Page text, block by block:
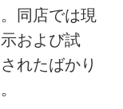
同店では現
および試
れたばかり